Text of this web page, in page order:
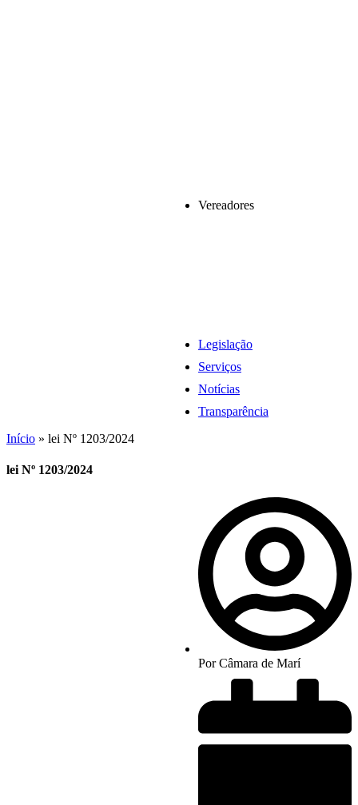
Vereadores
Legislação
Serviços
Notícias
Transparência
Início » lei Nº 1203/2024
lei Nº 1203/2024
PorCâmara de Marí